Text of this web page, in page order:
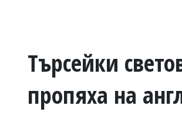
ВОЙНАТА
УКРАЙНА
Търсейки
пропяха на